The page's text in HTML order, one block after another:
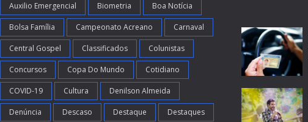
Auxilio Emergencial Biometria Boa Notícia
Bolsa Família Campeonato Acreano Carnaval
Central Gospel Classificados Colunistas
Concursos Copa Do Mundo Cotidiano
COVID-19 Cultura Denilson Almeida
Denúncia Descaso Destaque Destaques